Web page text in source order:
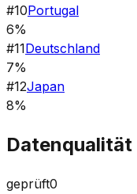
#10Portugal
6%
#11Deutschland
7%
#12Japan
8%
Datenqualität
geprüft0